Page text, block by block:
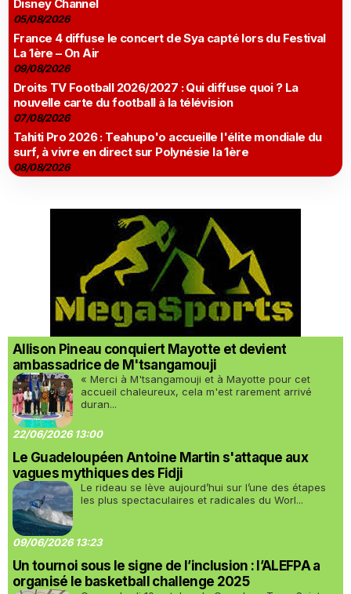
Disney Channel
05/08/2026
France 4 diffuse le concert de Sya capté lors du Festival
La 1ère – On Air
09/08/2026
Droits TV Football 2026/2027 : Qui diffuse quoi ? La
nouvelle carte du football à la télévision
07/08/2026
Tahiti Pro 2026 : Teahupo'o accueille l'élite mondiale du
surf, à vivre en direct sur Polynésie la 1ère
08/08/2026
Allison Pineau conquiert Mayotte et devient
ambassadrice de M'tsangamouji
« Merci à M'tsangamouji et à Mayotte pour cet
accueil chaleureux, cela m'est rarement arrivé
duran...
22/06/2026 13:00
Le Guadeloupéen Antoine Martin s'attaque aux
vagues mythiques des Fidji
Le rideau se lève aujourd’hui sur l’une des étapes
les plus spectaculaires et radicales du Worl...
09/06/2026 13:23
Un tournoi sous le signe de l’inclusion : l’ALEFPA a
organisé le basketball challenge 2025